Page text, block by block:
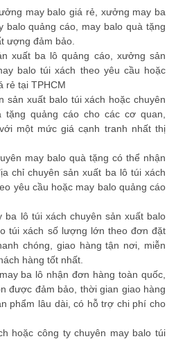
may balo giá rẻ, xưởng may ba
balo quảng cáo, may balo quà tặng
ượng đảm bảo.
xuất ba lô quảng cáo, xưởng sản
balo túi xách theo yêu cầu hoặc
rẻ tại TPHCM
sản xuất balo túi xách hoặc chuyên
quảng cáo cho các cơ quan,
một mức giá cạnh tranh nhất thị
may balo quà tặng có thể nhận
chỉ chuyên sản xuất ba lô túi xách
yêu cầu hoặc may balo quảng cáo
lô túi xách chuyên sản xuất balo
túi xách số lượng lớn theo đơn đặt
chóng, giao hàng tận nơi, miễn
hàng tốt nhất.
ba lô nhận đơn hàng toàn quốc,
được đảm bảo, thời gian giao hàng
phẩm lâu dài, có hỗ trợ chi phí cho
hoặc công ty chuyên may balo túi